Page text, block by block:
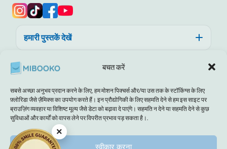
बचत करें
सबसे अच्छा अनुभव प्रदान करने के लिए, हम मोशन पिक्चर्स और/या उस तक के स्टॉकिंग्स के लिए
फ़्लोरिडा जैसे ज़ैमिक्स का उपयोग करते हैं। इन प्रौद्योगिकी के लिए सहमति देने से हम इस साइट पर
ब्राउज़िंग व्यवहार या विशिष्ट मूल्य जैसे डेटा को बढ़ावा दे पाएंगे। सहमति न देने या सहमति देने से कुछ
सुविधाओं और कार्यों को वापस लेने पर विपरीत प्रभाव पड़ सकता है।.
स्वीकार करना
हमारी पुस्तकें देखें
सहायता, विश्वास और गुणवत्ता
MIBOOKO के बारे में
अस्वीकरण नियम और शर्तेंकूकी नीति
×